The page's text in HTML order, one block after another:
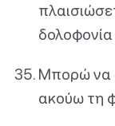
Μπορώ να
ακούω τη